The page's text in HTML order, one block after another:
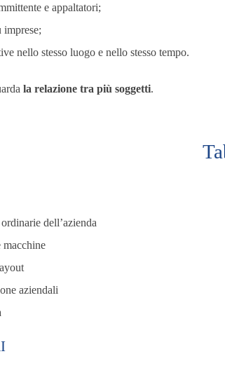
e appaltatori;
imprese;
nello stesso luogo e nello stesso tempo.
la relazione tra più soggetti.
dell’azienda
aziendali